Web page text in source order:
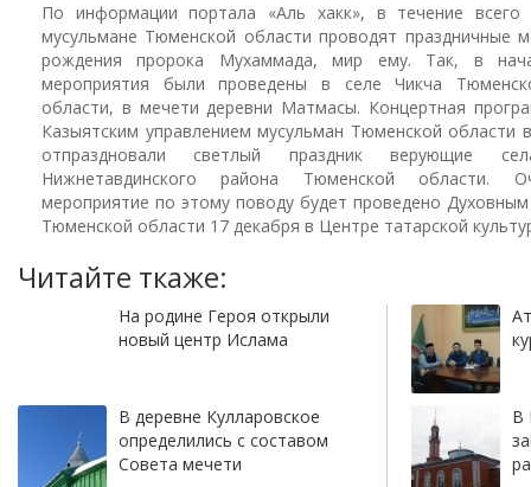
По информации портала «Аль хакк», в течение всего
мусульмане Тюменской области проводят праздничные
рождения пророка Мухаммада, мир ему. Так, в
мероприятия были проведены в селе Чикча
области, в мечети деревни Матмасы. Концертная
Казыятским управлением мусульман Тюменской области
отпраздновали светлый праздник верующие
Нижнетавдинского района Тюменской области.
мероприятие по этому поводу будет проведено
Тюменской области 17 декабря в Центре татарской
Читайте ткаже:
На родине Героя открыли
новый центр Ислама
В деревне Кулларовское
определились с составом
Совета мечети
В